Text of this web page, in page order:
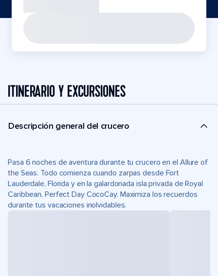
ITINERARIO Y EXCURSIONES
Descripción general del crucero
Pasa 6 noches de aventura durante tu crucero en el Allure of
the Seas. Todo comienza cuando zarpas desde Fort
Lauderdale, Florida y en la galardonada isla privada de Royal
Caribbean, Perfect Day CocoCay. Maximiza los recuerdos
durante tus vacaciones inolvidables.